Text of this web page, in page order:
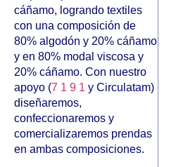
cáñamo, logrando textiles
con una composición de
80% algodón y 20% cáñamo
y en 80% modal viscosa y
20% cáñamo. Con nuestro
apoyo (7 1 9 1 y Circulatam)
diseñaremos,
confeccionaremos y
comercializaremos prendas
en ambas composiciones.